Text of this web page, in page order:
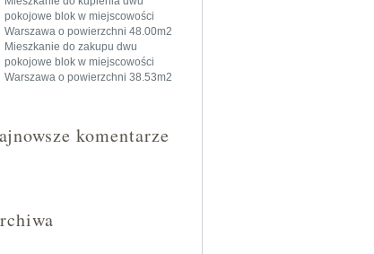
pokojowe blok w miejscowości
Warszawa o powierzchni 48.00m2
Mieszkanie do zakupu dwu
pokojowe blok w miejscowości
Warszawa o powierzchni 38.53m2
komentarze